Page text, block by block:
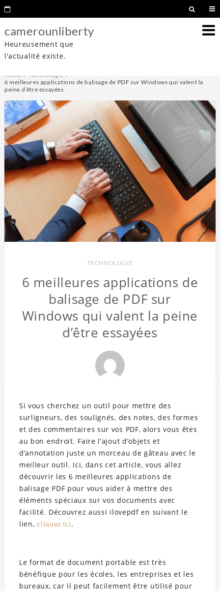
camerounliberty
Heureusement que
l'actualité existe.
Home
Technologie
6 meilleures applications de balisage de PDF sur Windows qui valent la
peine d’être essayées
TECHNOLOGIE
6 meilleures applications de
balisage de PDF sur
Windows qui valent la peine
d’être essayées
Si vous cherchez un outil pour mettre des
surligneurs, des soulignés, des notes, des formes
et des commentaires sur vos PDF, alors vous êtes
au bon endroit. Faire l’ajout d’objets et
d’annotation juste un morceau de gâteau avec le
meilleur outil. Ici, dans cet article, vous allez
découvrir les 6 meilleures applications de
balisage PDF pour vous aider à mettre des
éléments spéciaux sur vos documents avec
facilité. Découvrez aussi ilovepdf en suivant le
lien,cliquez ici.
Le format de document portable est très
bénéfique pour les écoles, les entreprises et les
bureaux, car il peut facilement être utilisé pour